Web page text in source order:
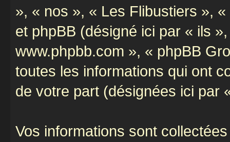
», « nos », « Les Flibustiers »,
et phpBB (désigné ici par « ils
www.phpbb.com », « phpBB
toutes les informations qui ont
de votre part (désignées ici par
Vos informations sont